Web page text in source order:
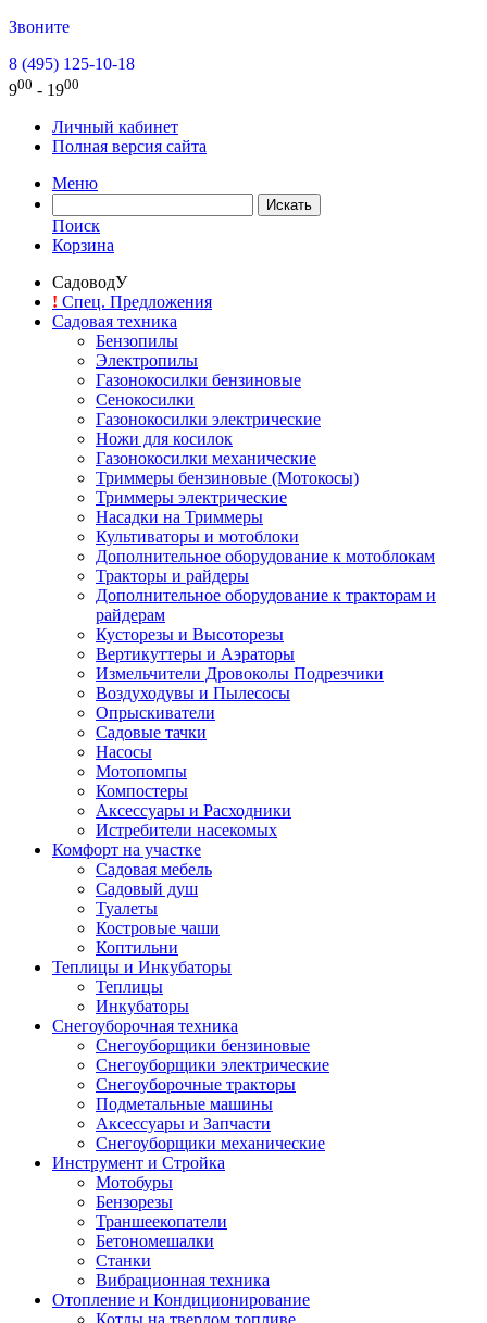
Звоните
8 (495) 125-10-18
900 - 1900
Личный кабинет
Полная версия сайта
Меню
Поиск
Корзина
СадоводУ
! Спец. Предложения
Садовая техника
Бензопилы
Электропилы
Газонокосилки бензиновые
Сенокосилки
Газонокосилки электрические
Ножи для косилок
Газонокосилки механические
Триммеры бензиновые (Мотокосы)
Триммеры электрические
Насадки на Триммеры
Культиваторы и мотоблоки
Дополнительное оборудование к мотоблокам
Тракторы и райдеры
Дополнительное оборудование к тракторам и
райдерам
Кусторезы и Высоторезы
Вертикуттеры и Аэраторы
Измельчители Дровоколы Подрезчики
Воздуходувы и Пылесосы
Опрыскиватели
Садовые тачки
Насосы
Мотопомпы
Компостеры
Аксессуары и Расходники
Истребители насекомых
Комфорт на участке
Садовая мебель
Садовый душ
Туалеты
Костровые чаши
Коптильни
Теплицы и Инкубаторы
Теплицы
Инкубаторы
Снегоуборочная техника
Снегоуборщики бензиновые
Снегоуборщики электрические
Снегоуборочные тракторы
Подметальные машины
Аксессуары и Запчасти
Снегоуборщики механические
Инструмент и Стройка
Мотобуры
Бензорезы
Траншеекопатели
Бетономешалки
Станки
Вибрационная техника
Отопление и Кондиционирование